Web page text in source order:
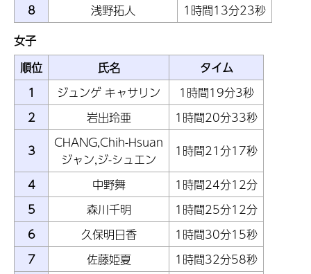
8
浅野拓人
1時間13分23秒
女子
順位
氏名
タイム
1
ジュンゲ キャサリン
1時間19分3秒
2
岩出玲亜
1時間20分33秒
3
CHANG,Chih-Hsuan
ジャン,ジ-シュエン
1時間21分17秒
4
中野舞
1時間24分12分
5
森川千明
1時間25分12分
6
久保明日香
1時間30分15秒
7
佐藤姫夏
1時間32分58秒